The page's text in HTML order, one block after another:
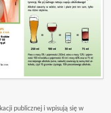
publicznej i wpisują się w